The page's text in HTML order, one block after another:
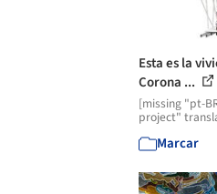
Esta es la
Corona ...
[missing "pt-
project"
Marcar